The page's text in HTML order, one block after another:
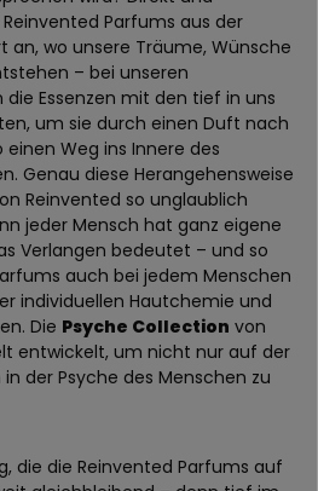
Parfums aus der
an, wo unsere Träume, Wünsche
– bei unseren
die Essenzen mit den tief in uns
um sie durch einen Duft nach
Weg ins Innere des
Genau diese Herangehensweise
Reinvented so unglaublich
jeder Mensch hat ganz eigene
Verlangen bedeutet – und so
auch bei jedem Menschen
individuellen Hautchemie und
Die Psyche Collection von
entwickelt, um nicht nur auf der
der Psyche des Menschen zu
die die Reinvented Parfums auf